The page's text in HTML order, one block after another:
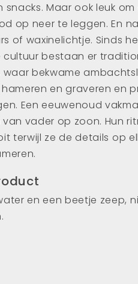
snacks. Maar ook leuk
op neer te leggen. En
of waxinelichtje. Sinds
bestaan ​​er
bekwame
en graveren en
Een eeuwenoud
vader op zoon. Hun
terwijl ze de details op
en een beetje zeep,